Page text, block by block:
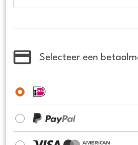
Selecteer een